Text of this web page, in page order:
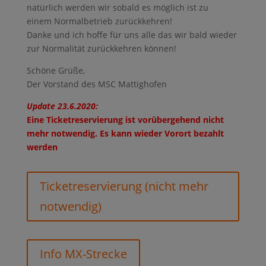
natürlich werden wir sobald es möglich ist zu
einem Normalbetrieb zurückkehren!
Danke und ich hoffe für uns alle das wir bald wieder
zur Normalität zurückkehren können!
Schöne Grüße,
Der Vorstand des MSC Mattighofen
Update 23.6.2020:
Eine Ticketreservierung ist vorübergehend nicht
mehr notwendig. Es kann wieder Vorort bezahlt
werden
Ticketreservierung (nicht mehr
notwendig)
Info MX-Strecke